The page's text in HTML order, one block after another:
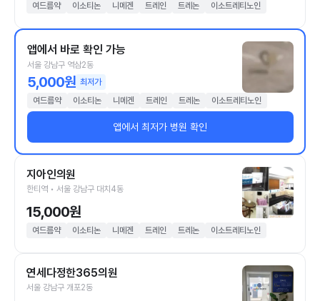
여드름약 이소티논 니메겐 트레인 트레논 이소트레티노인
앱에서 바로 확인 가능
서울 강남구 역삼2동
5,000원 최저가
여드름약
이소티논 니메겐 트레인 트레논 이소트레티노인
앱에서 최저가 병원 확인
지아인의원
한티역 • 서울 강남구 대치4동
15,000원
여드름약 이소티논 니메겐 트레인 트레논 이소트레티노인
연세다정한365의원
서울 강남구 개포2동